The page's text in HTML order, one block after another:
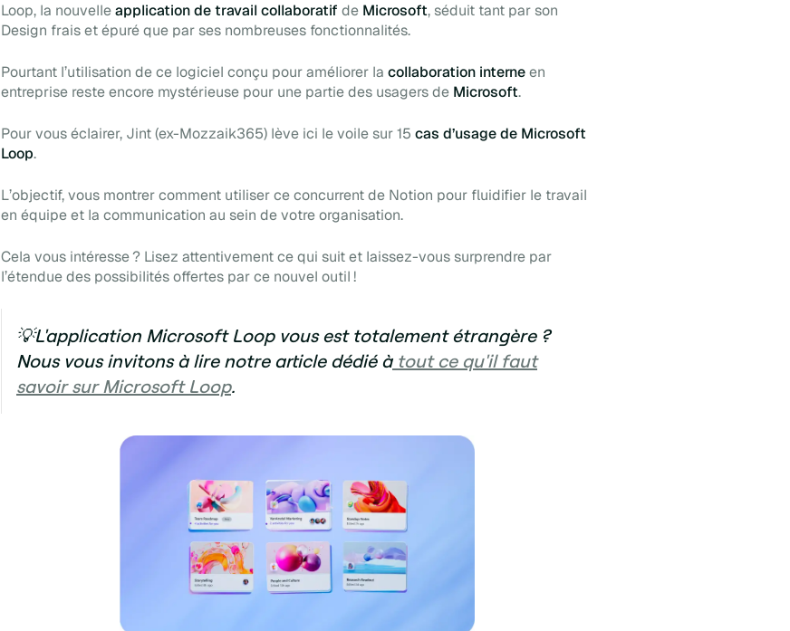
Loop, la nouvelleapplication de travail collaboratif de Microsoft, séduit tant par son
Design frais et épuré que par ses nombreuses fonctionnalités.
Pourtant l’utilisation de ce logiciel conçu pour améliorer la collaboration interneen
entreprise reste encore mystérieuse pour une partie des usagers de Microsoft.
Pour vous éclairer, Jint (ex-Mozzaik365) lève ici le voile sur 15 cas d’usage de Microsoft
Loop.
L’objectif, vous montrer comment utiliser ce concurrent de Notion pour fluidifier le travail
en équipe et la communication au sein de votre organisation.
Cela vous intéresse ? Lisez attentivement ce qui suit et laissez-vous surprendre par
l’étendue des possibilités offertes par ce nouvel outil !
💡L'application Microsoft Loop vous est totalement étrangère ?
Nous vous invitons à lire notre article dédié àtout ce qu'il faut
savoir sur Microsoft Loop.